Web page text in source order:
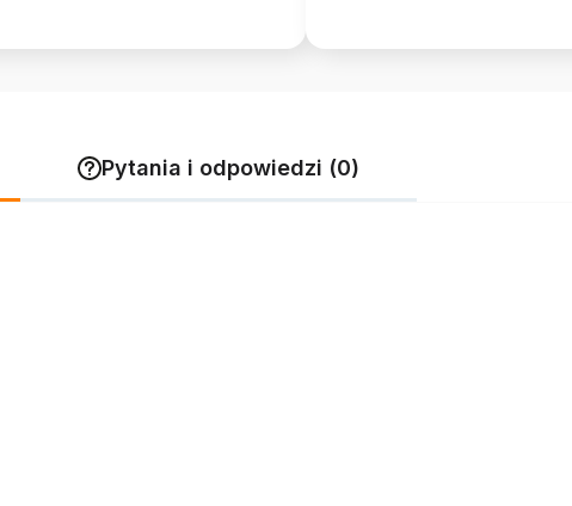
Pytania i odpowiedzi (0)